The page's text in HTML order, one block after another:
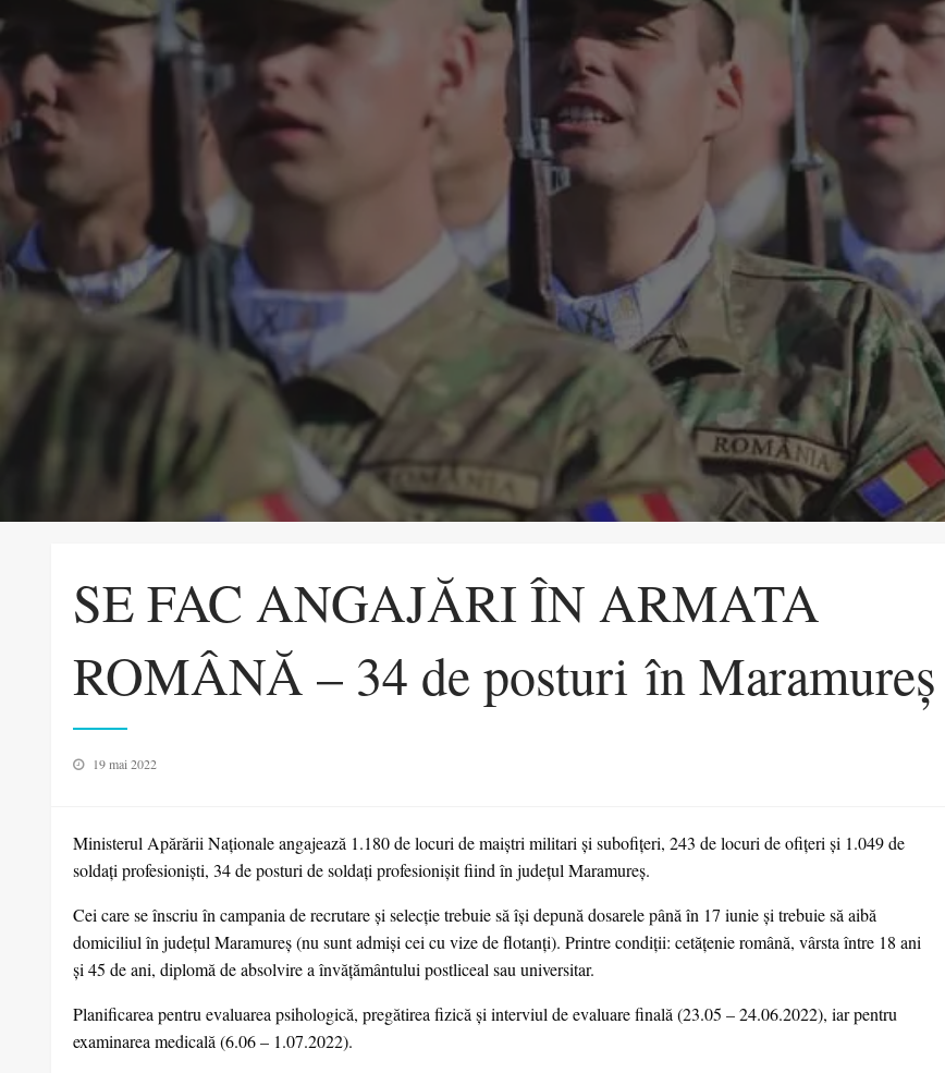
SE FAC ANGAJĂRI ÎN ARMATA
ROMÂNĂ – 34 de posturi în Maramureș
Posted
19 mai 2022
Ministerul Apărării Naționale angajează 1.180 de locuri de maiştri militari şi subofiţeri, 243 de locuri de ofiţeri şi 1.049 de
soldați profesioniști, 34 de posturi de soldați profesionișit fiind în județul Maramureș.
Cei care se înscriu în campania de recrutare și selecție trebuie să își depună dosarele până în 17 iunie și trebuie să aibă
domiciliul în județul Maramureș (nu sunt admiși cei cu vize de flotanți). Printre condiții: cetățenie română, vârsta între 18 ani
și 45 de ani, diplomă de absolvire a învățământului postliceal sau universitar.
Planificarea pentru evaluarea psihologică, pregătirea fizică și interviul de evaluare finală (23.05 – 24.06.2022), iar pentru
examinarea medicală (6.06 – 1.07.2022).